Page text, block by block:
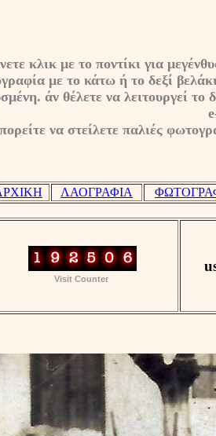
κλικ με το ποντίκι για
με το κάτω ή το δεξί
άν θέλετε να λειτουργεί το
να στείλετε παλιές
ΛΑΟΓΡΑΦΙΑ
Visit Counter